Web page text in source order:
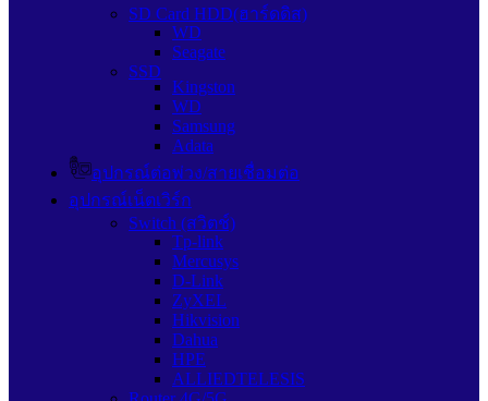
SD Card HDD(ฮาร์ดดิส)
WD
Seagate
SSD
Kingston
WD
Samsung
Adata
อุปกรณ์ต่อพ่วง/สายเชื่อมต่อ
อุปกรณ์เน็ตเวิร์ก
Switch (สวิตช์)
Tp-link
Mercusys
D-Link
ZyXEL
Hikvision
Dahua
HPE
ALLIEDTELESIS